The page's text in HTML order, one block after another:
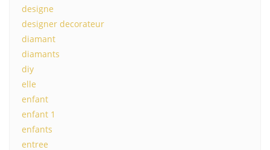
designe
designer decorateur
diamant
diamants
diy
elle
enfant
enfant 1
enfants
entree